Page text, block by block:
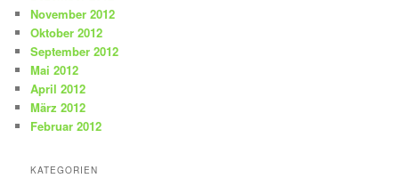
November 2012
Oktober 2012
September 2012
Mai 2012
April 2012
März 2012
Februar 2012
KATEGORIEN